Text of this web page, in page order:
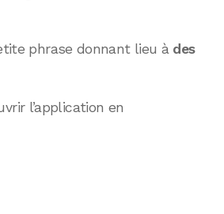
phrase donnant lieu à des
l’application en